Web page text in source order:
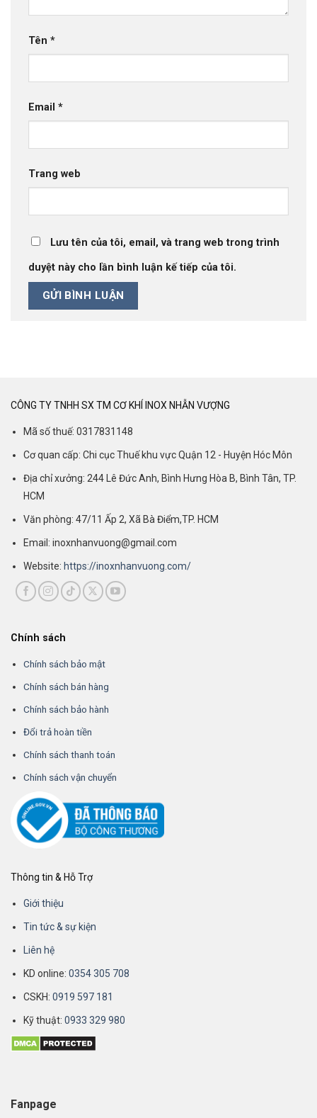
Tên *
Email *
Trang web
Lưu tên của tôi, email, và trang web trong trình
duyệt này cho lần bình luận kế tiếp của tôi.
CÔNG TY TNHH SX TM CƠ KHÍ INOX NHẪN VƯỢNG
Mã số thuế: 0317831148
Cơ quan cấp: Chi cục Thuế khu vực Quận 12 - Huyện Hóc Môn
Địa chỉ xưởng: 244 Lê Đức Anh, Bình Hưng Hòa B, Bình Tân, TP.
HCM
Văn phòng: 47/11 Ấp 2, Xã Bà Điểm,TP. HCM
Email: inoxnhanvuong@gmail.com
Website: https://inoxnhanvuong.com/
Chính sách
Chính sách bảo mật
Chính sách bán hàng
Chính sách bảo hành
Đổi trả hoàn tiền
Chính sách thanh toán
Chính sách vận chuyển
Thông tin & Hỗ Trợ
Giới thiệu
Tin tức & sự kiện
Liên hệ
KD online:0354 305 708
CSKH: 0919 597 181
Kỹ thuật:0933 329 980
Fanpage